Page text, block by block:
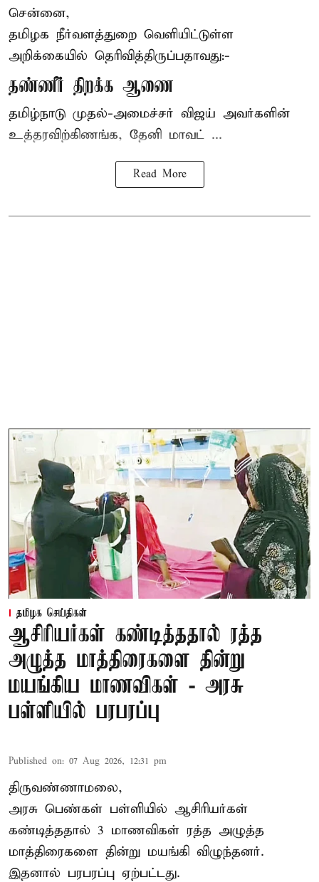
சென்னை,
தமிழக நீர்வளத்துறை வெளியிட்டுள்ள
அறிக்கையில் தெரிவித்திருப்பதாவது:-
தண்ணீர் திறக்க ஆணை
தமிழ்நாடு முதல்-அமைச்சர் விஜய் அவர்களின்
உத்தரவிற்கிணங்க, தேனி மாவட் ...
Read More
தமிழக செய்திகள்
ஆசிரியர்கள் கண்டித்ததால் ரத்த
அழுத்த மாத்திரைகளை தின்று
மயங்கிய மாணவிகள் - அரசு
பள்ளியில் பரபரப்பு
Published on: 07 Aug 2026, 12:31 pm
திருவண்ணாமலை,
அரசு பெண்கள் பள்ளியில் ஆசிரியர்கள்
கண்டித்ததால் 3 மாணவிகள் ரத்த அழுத்த
மாத்திரைகளை தின்று மயங்கி விழுந்தனர்.
இதனால் பரபரப்பு ஏற்பட்டது.